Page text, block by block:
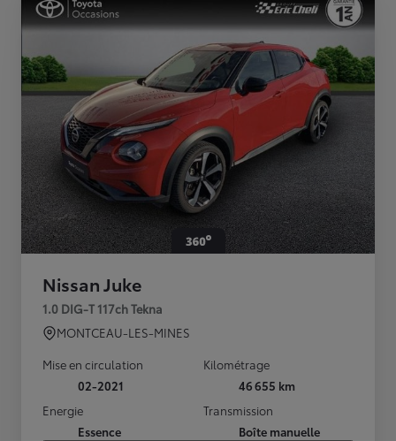
Nissan Juke
1.0 DIG-T 117ch Tekna
MONTCEAU-LES-MINES
Mise en circulation
02-2021
Kilométrage
46 655 km
Energie
Essence
Transmission
Boîte manuelle